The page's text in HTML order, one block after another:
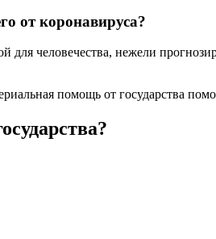
от коронавируса?
человечества, нежели
помощь от государства